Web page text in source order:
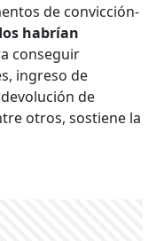
de convicción-
habrían
conseguir
ingreso de
de
otros, sostiene la